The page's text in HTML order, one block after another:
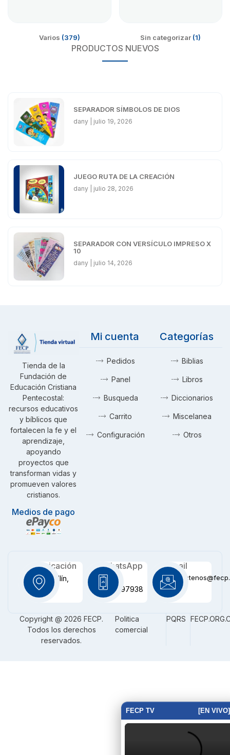
FECP TV [EN VIVO]
Varios (379) Sin categorizar (1)
PRODUCTOS NUEVOS
SEPARADOR SÍMBOLOS DE DIOS
dany julio 19, 2026
JUEGO RUTA DE LA CREACIÓN
dany julio 28, 2026
SEPARADOR CON VERSÍCULO IMPRESO X
10
dany julio 14, 2026
Tienda de la
Fundación de
Educación Cristiana
Pentecostal:
recursos educativos
y bíblicos que
fortalecen la fe y el
aprendizaje,
apoyando
proyectos que
transforman vidas y
promueven valores
cristianos.
Medios de pago
Mi cuenta
Pedidos
Panel
Busqueda
Carrito
Configuración
Categorías
Biblias
Libros
Diccionarios
Miscelanea
Otros
Ubicación
Medellín,
CO
WhatsApp
+57
3116097938
Email
Copyright @ 2026 FECP.
Todos los derechos
reservados.
Politica
comercial
PQRS